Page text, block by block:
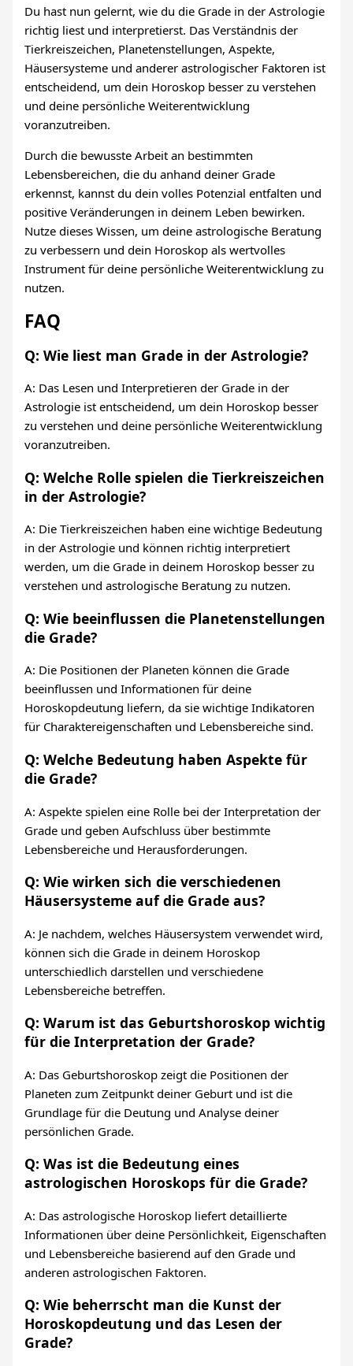
Du hast nun gelernt, wie du die Grade in der Astrologie
richtig liest und interpretierst. Das Verständnis der
Tierkreiszeichen, Planetenstellungen, Aspekte,
Häusersysteme und anderer astrologischer Faktoren ist
entscheidend, um dein Horoskop besser zu verstehen
und deine persönliche Weiterentwicklung
voranzutreiben.
Durch die bewusste Arbeit an bestimmten
Lebensbereichen, die du anhand deiner Grade
erkennst, kannst du dein volles Potenzial entfalten und
positive Veränderungen in deinem Leben bewirken.
Nutze dieses Wissen, um deine astrologische Beratung
zu verbessern und dein Horoskop als wertvolles
Instrument für deine persönliche Weiterentwicklung zu
nutzen.
FAQ
Q: Wie liest man Grade in der Astrologie?
A: Das Lesen und Interpretieren der Grade in der
Astrologie ist entscheidend, um dein Horoskop besser
zu verstehen und deine persönliche Weiterentwicklung
voranzutreiben.
Q: Welche Rolle spielen die Tierkreiszeichen
in der Astrologie?
A: Die Tierkreiszeichen haben eine wichtige Bedeutung
in der Astrologie und können richtig interpretiert
werden, um die Grade in deinem Horoskop besser zu
verstehen und astrologische Beratung zu nutzen.
Q: Wie beeinflussen die Planetenstellungen
die Grade?
A: Die Positionen der Planeten können die Grade
beeinflussen und Informationen für deine
Horoskopdeutung liefern, da sie wichtige Indikatoren
für Charaktereigenschaften und Lebensbereiche sind.
Q: Welche Bedeutung haben Aspekte für
die Grade?
A: Aspekte spielen eine Rolle bei der Interpretation der
Grade und geben Aufschluss über bestimmte
Lebensbereiche und Herausforderungen.
Q: Wie wirken sich die verschiedenen
Häusersysteme auf die Grade aus?
A: Je nachdem, welches Häusersystem verwendet wird,
können sich die Grade in deinem Horoskop
unterschiedlich darstellen und verschiedene
Lebensbereiche betreffen.
Q: Warum ist das Geburtshoroskop wichtig
für die Interpretation der Grade?
A: Das Geburtshoroskop zeigt die Positionen der
Planeten zum Zeitpunkt deiner Geburt und ist die
Grundlage für die Deutung und Analyse deiner
persönlichen Grade.
Q: Was ist die Bedeutung eines
astrologischen Horoskops für die Grade?
A: Das astrologische Horoskop liefert detaillierte
Informationen über deine Persönlichkeit, Eigenschaften
und Lebensbereiche basierend auf den Grade und
anderen astrologischen Faktoren.
Q: Wie beherrscht man die Kunst der
Horoskopdeutung und das Lesen der
Grade?